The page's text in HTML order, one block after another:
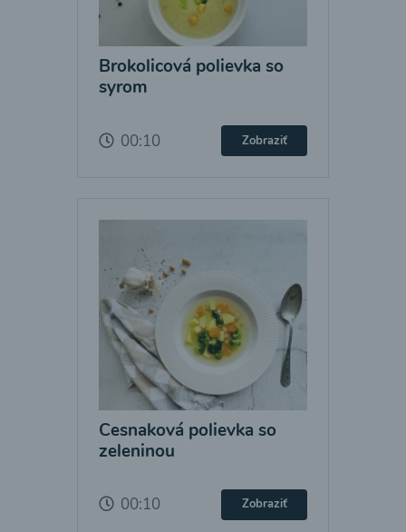
Brokolicová polievka so
syrom
00:10 Zobraziť
Cesnaková polievka so
zeleninou
00:10 Zobraziť